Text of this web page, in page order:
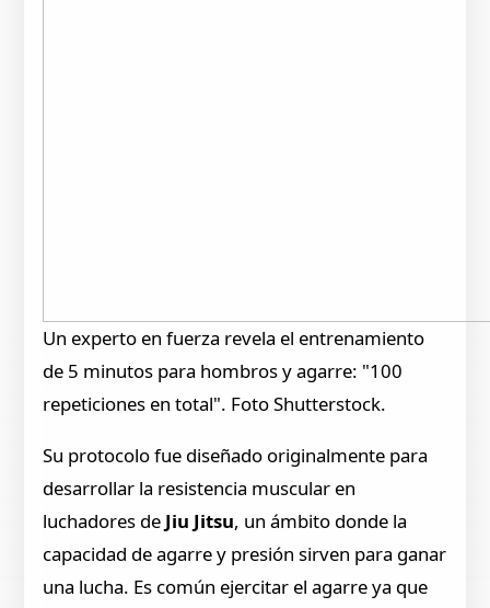
Un experto en fuerza revela el entrenamiento
de 5 minutos para hombros y agarre: "100
repeticiones en total". Foto Shutterstock.
Su protocolo fue diseñado originalmente para
desarrollar la resistencia muscular en
luchadores de Jiu Jitsu, un ámbito donde la
capacidad de agarre y presión sirven para ganar
una lucha. Es común ejercitar el agarre ya que